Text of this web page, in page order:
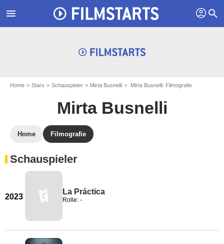
menu profil search
Home Stars Schauspieler Mirta Busnelli Mirta Busnelli: Filmografie
Mirta Busnelli
Home Filmografie
Schauspieler
2023
La Práctica
Rolle: -